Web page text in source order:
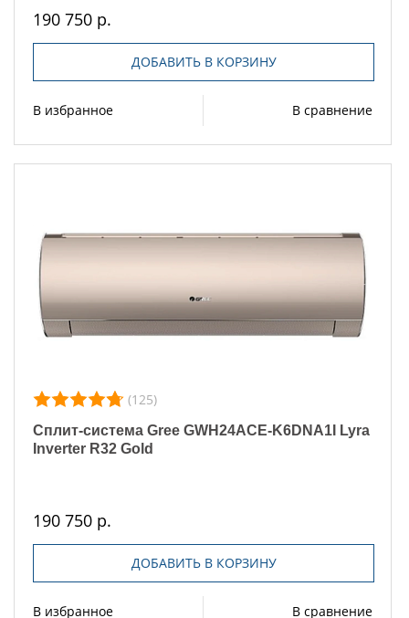
190 750 р.
ДОБАВИТЬ В КОРЗИНУ
В избранное В сравнение
(125)
Сплит-система Gree GWH24ACE-K6DNA1I Lyra
Inverter R32 Gold
190 750 р.
ДОБАВИТЬ В КОРЗИНУ
В избранное В сравнение